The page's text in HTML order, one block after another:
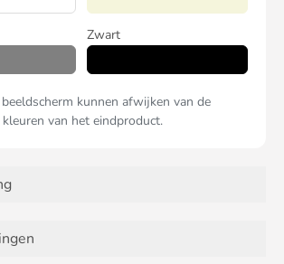
Zwart
kunnen afwijken van de
van het eindproduct.